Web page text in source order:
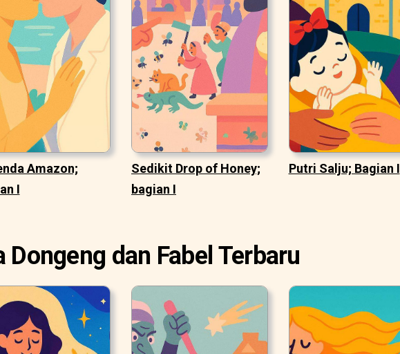
Amazon;
I
Sedikit Drop of Honey;
bagian I
Putri Salju; Bagian I
Dongeng dan Fabel Terbaru